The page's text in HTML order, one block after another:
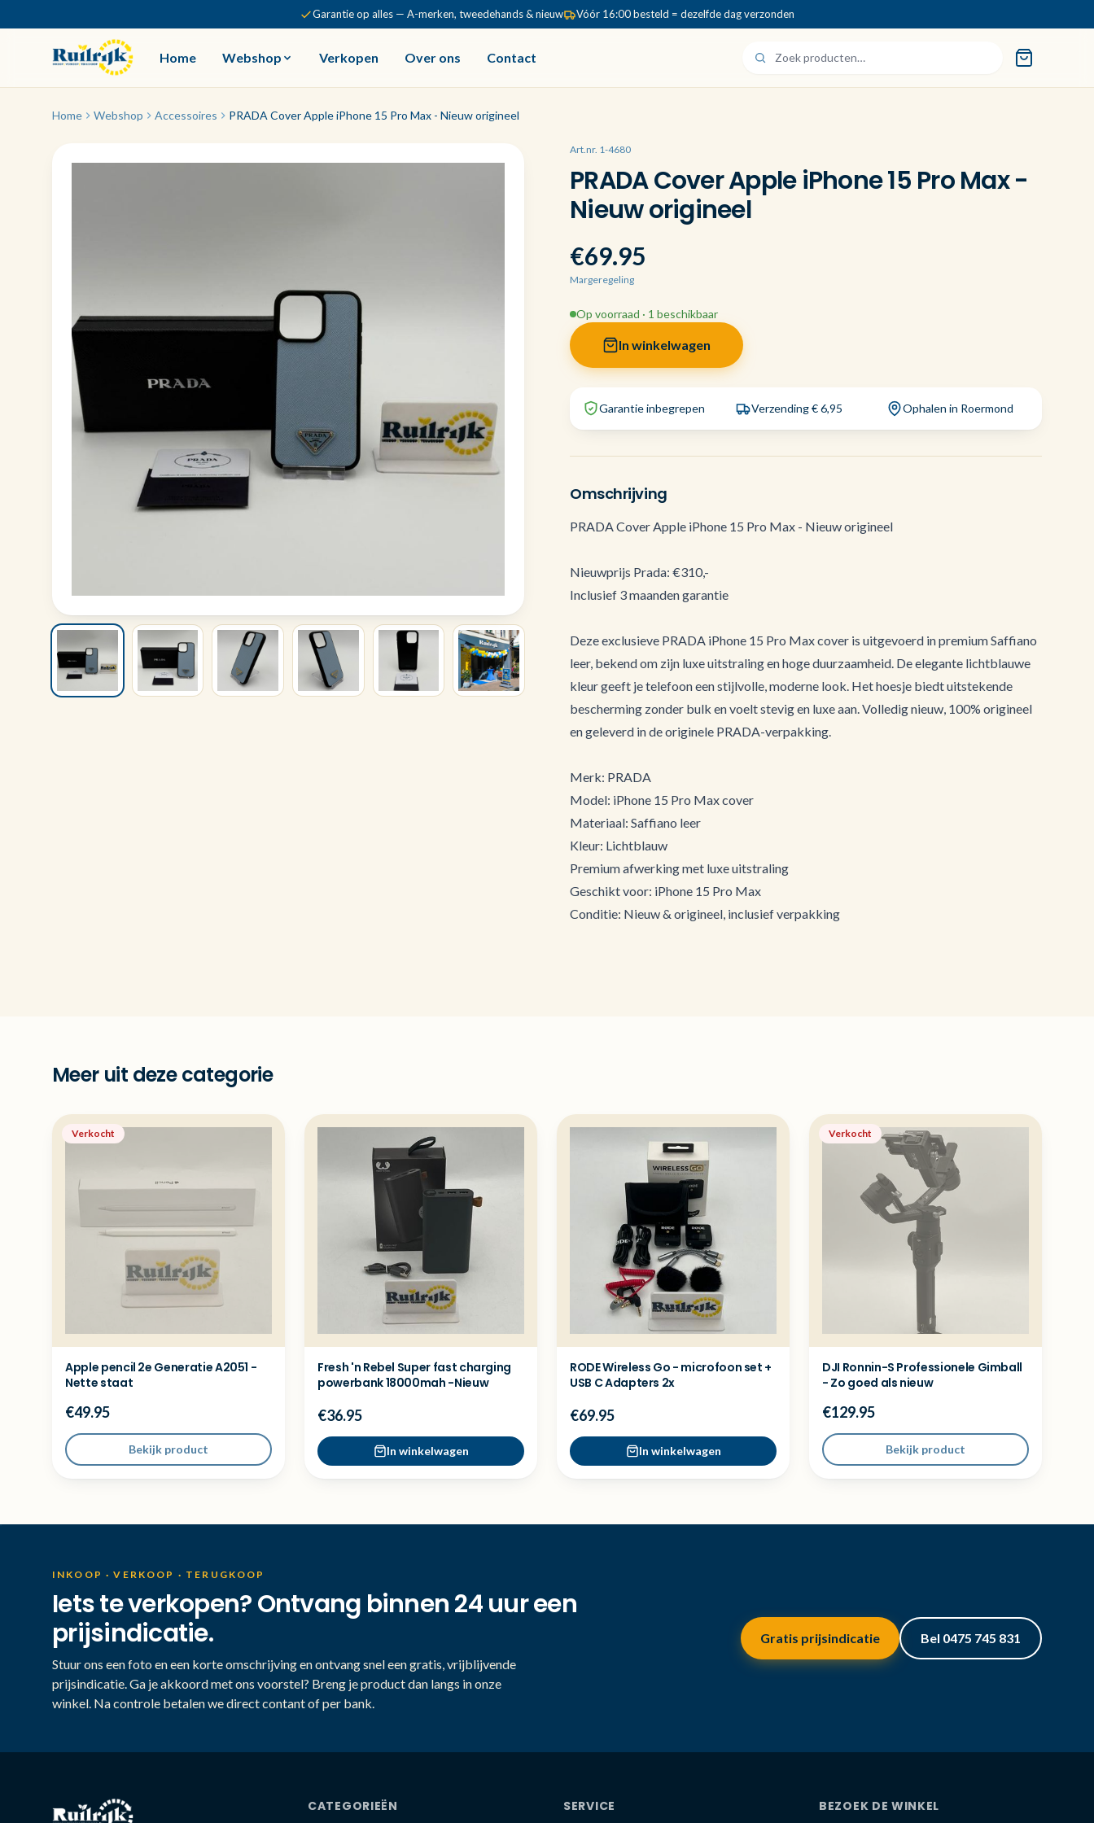
Garantie op alles — A-merken, tweedehands & nieuw Vóór 16:00 besteld = dezelfde dag verzonden
Home Webshop Verkopen Over ons Contact
Home Webshop Accessoires PRADA Cover Apple iPhone 15 Pro Max - Nieuw origineel
Art.nr. 1-4680
PRADA Cover Apple iPhone 15 Pro Max -
Nieuw origineel
€69.95
Margeregeling
Op voorraad · 1 beschikbaar
In winkelwagen
Garantie inbegrepen Verzending € 6,95 Ophalen in Roermond
Omschrijving
PRADA Cover Apple iPhone 15 Pro Max - Nieuw origineel
Nieuwprijs Prada: €310,-
Inclusief 3 maanden garantie
Deze exclusieve PRADA iPhone 15 Pro Max cover is uitgevoerd in premium Saffiano
leer, bekend om zijn luxe uitstraling en hoge duurzaamheid. De elegante lichtblauwe
kleur geeft je telefoon een stijlvolle, moderne look. Het hoesje biedt uitstekende
bescherming zonder bulk en voelt stevig en luxe aan. Volledig nieuw, 100% origineel
en geleverd in de originele PRADA-verpakking.
Merk: PRADA
Model: iPhone 15 Pro Max cover
Materiaal: Saffiano leer
Kleur: Lichtblauw
Premium afwerking met luxe uitstraling
Geschikt voor: iPhone 15 Pro Max
Conditie: Nieuw & origineel, inclusief verpakking
Meer uit deze categorie
Verkocht
Apple pencil 2e Generatie A2051 -
Nette staat
€49.95
Bekijk product
Fresh 'n Rebel Super fast charging
powerbank 18000mah -Nieuw
€36.95
In winkelwagen
RODE Wireless Go - microfoon set +
USB C Adapters 2x
€69.95
In winkelwagen
Verkocht
DJI Ronnin-S Professionele Gimball
- Zo goed als nieuw
€129.95
Bekijk product
INKOOP · VERKOOP · TERUGKOOP
Iets te verkopen? Ontvang binnen 24 uur een
prijsindicatie.
Stuur ons een foto en een korte omschrijving en ontvang snel een gratis, vrijblijvende
prijsindicatie. Ga je akkoord met ons voorstel? Breng je product dan langs in onze
winkel. Na controle betalen we direct contant of per bank.
Gratis prijsindicatie Bel 0475 745 831
CATEGORIEËN SERVICE BEZOEK DE WINKEL